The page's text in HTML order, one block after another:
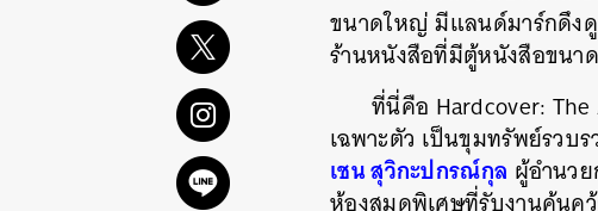
ขนาดใหญ่ มีแลนด์มาร์กดึง
ร้านหนังสือที่มีตู้หนังสือขน
ที่นี่คือ Hardcover:
เฉพาะตัว เป็นขุมทรัพย์รวบ
เชน สุวิกะปกรณ์กุล ผู้อำนว